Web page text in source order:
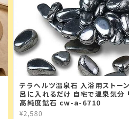
テラヘルツ温泉石 入浴用ストー
呂に入れるだけ 自宅で温泉気分
高純度鉱石 cw-a-6710
¥2,580